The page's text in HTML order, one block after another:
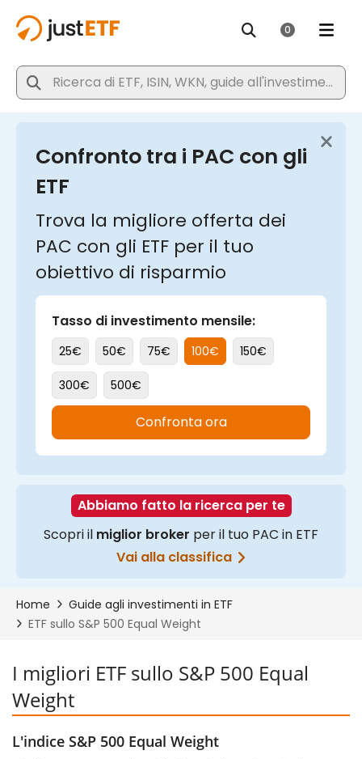
I migliori ETF sullo S&P 500 Equal
Weight
L'indice S&P 500 Equal Weight